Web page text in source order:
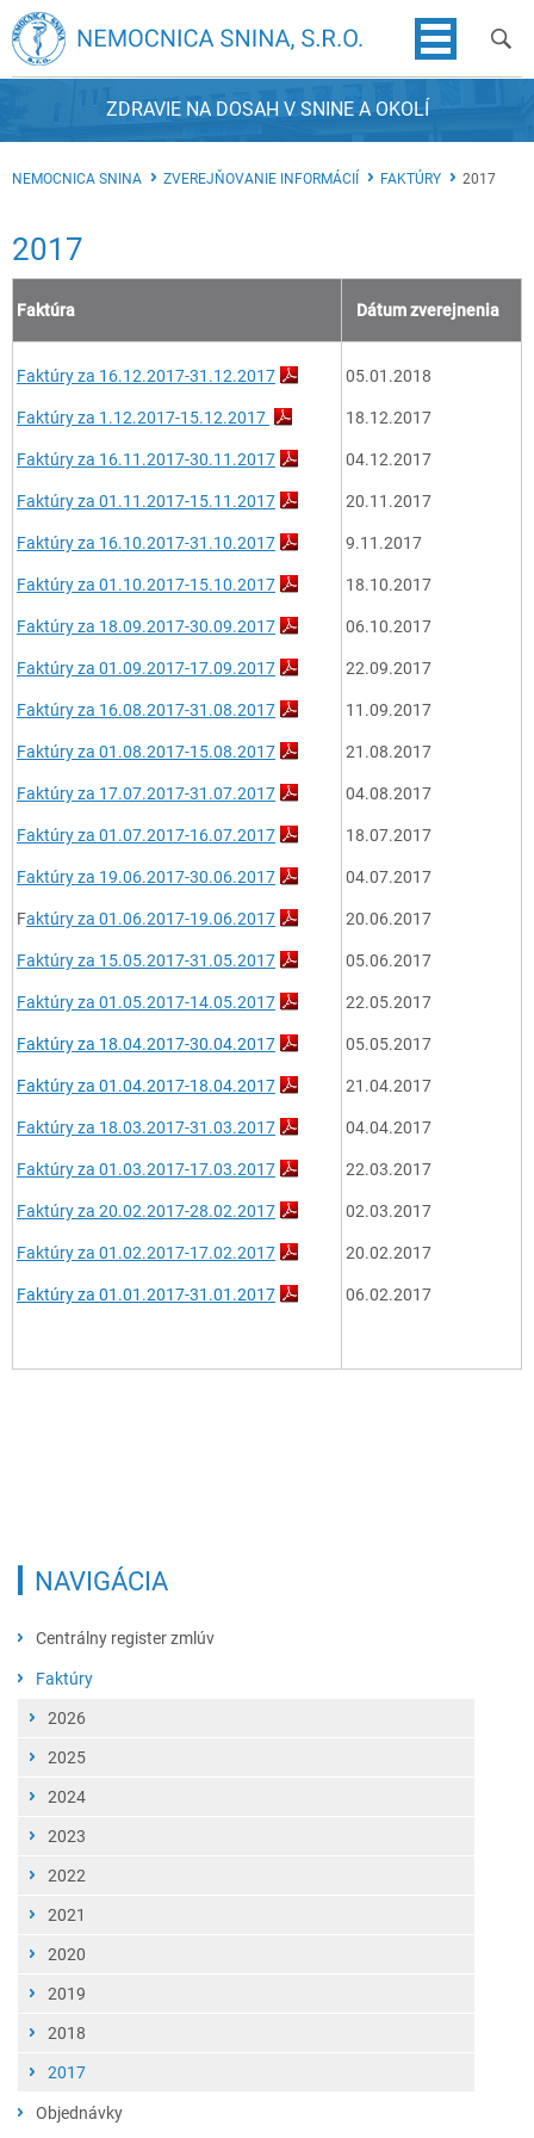
ZDRAVIE NA DOSAH V SNINE A OKOLÍ
NEMOCNICA SNINA ZVEREJŇOVANIE INFORMÁCIÍ FAKTÚRY 2017
2017
Faktúra Dátum zverejnenia
Faktúry za 16.12.2017-31.12.2017
Faktúry za 1.12.2017-15.12.2017
Faktúry za 16.11.2017-30.11.2017
Faktúry za 01.11.2017-15.11.2017
Faktúry za 16.10.2017-31.10.2017
Faktúry za 01.10.2017-15.10.2017
Faktúry za 18.09.2017-30.09.2017
Faktúry za 01.09.2017-17.09.2017
Faktúry za 16.08.2017-31.08.2017
Faktúry za 01.08.2017-15.08.2017
Faktúry za 17.07.2017-31.07.2017
Faktúry za 01.07.2017-16.07.2017
Faktúry za 19.06.2017-30.06.2017
Faktúry za 01.06.2017-19.06.2017
Faktúry za 15.05.2017-31.05.2017
Faktúry za 01.05.2017-14.05.2017
Faktúry za 18.04.2017-30.04.2017
Faktúry za 01.04.2017-18.04.2017
Faktúry za 18.03.2017-31.03.2017
Faktúry za 01.03.2017-17.03.2017
Faktúry za 20.02.2017-28.02.2017
Faktúry za 01.02.2017-17.02.2017
Faktúry za 01.01.2017-31.01.2017
05.01.2018
18.12.2017
04.12.2017
20.11.2017
9.11.2017
18.10.2017
06.10.2017
22.09.2017
11.09.2017
21.08.2017
04.08.2017
18.07.2017
04.07.2017
20.06.2017
05.06.2017
22.05.2017
05.05.2017
21.04.2017
04.04.2017
22.03.2017
02.03.2017
20.02.2017
06.02.2017
NAVIGÁCIA
Centrálny register zmlúv
Faktúry
2026
2025
2024
2023
2022
2021
2020
2019
2018
2017
Objednávky